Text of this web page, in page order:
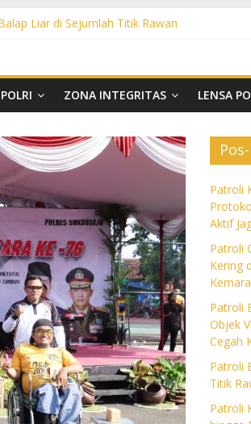
Liar di Sejumlah Titik Rawan
Vital, Polisi Ajak Warga Waspada dan Cegah
Cegah Kejahatan 3C
ZONA INTEGRITAS LENSA
Patroli
Aktif
Patroli
Kering
Patroli
Objek
Cegah
Patroli
Titik
Patroli